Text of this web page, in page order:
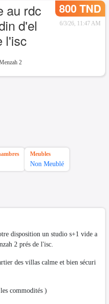
au rdc
d'el
l'isc
800 TND
6/3/26, 11:47 AM
2
Meubles
Non Meublé
disposition un studio s+1 vide a
2 prés de l'isc.
des villas calme et bien sécuri
commodités )